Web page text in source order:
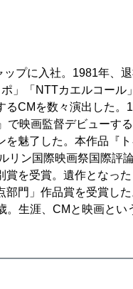
プに入社。1981年、
」「NTTカエルコール
るCMを数々演出した
で映画監督デビューす
を魅了した。本作品『
リン国際映画祭国際評
賞を受賞。遺作となっ
門」作品賞を受賞した
生涯、CMと映画とい